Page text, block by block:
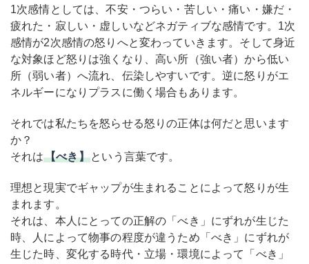
1次感情としては、不安・つらい・苦しい・痛い・嫌だ・
疲れた・寂しい・虚しいなどネガティブな感情です。1次
感情が2次感情の怒りへと変わっていきます。そして身近
な対象ほど怒りは強くなり、高い所（強い者）から低い
所（弱い者）へ流れ、伝染しやすいです。逆に怒りがエ
ネルギーになりプラスに働く場合もあります。
それでは私たちを怒らせる怒りの正体は何だと思います
か？
それは【べき】という言葉です。
理想と現実でギャップが生まれることによって怒りが生
まれます。
それは、本人にとっての正解の「べき」にずれが生じた
時、人によって物事の程度が違うため「べき」にずれが
生じた時、変化する時代・立場・環境によって「べき」